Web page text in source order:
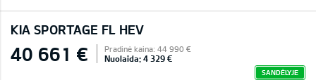
KIA SPORTAGE FL HEV
40 661 € Pradinė kaina: 44 990 €
Nuolaida: 4 329 €
SANDĖLYJE